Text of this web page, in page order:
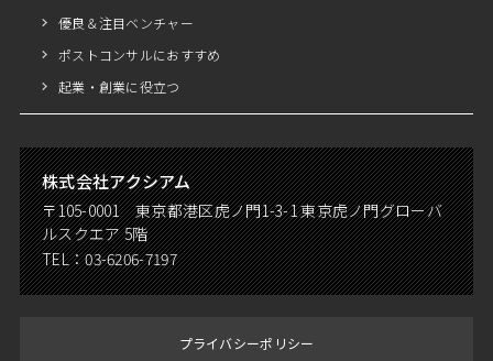
優良＆注目ベンチャー
ポストコンサルにおすすめ
起業・創業に役立つ
株式会社アクシアム
〒105-0001 東京都港区虎ノ門1-3-1 東京虎ノ門グローバ
ルスクエア 5階
TEL：03-6206-7197
プライバシーポリシー